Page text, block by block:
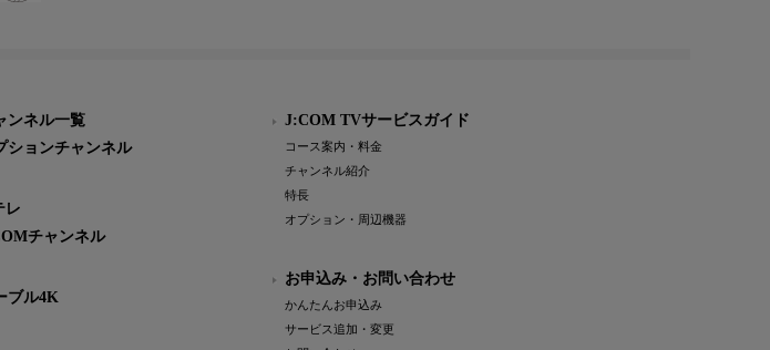
ンネル一覧
ションチャンネル
レ
チャンネル
ブル4K
J:COM TVサービスガイド
コース案内・料金
チャンネル紹介
特長
オプション・周辺機器
お申込み・お問い合わせ
かんたんお申込み
サービス追加・変更